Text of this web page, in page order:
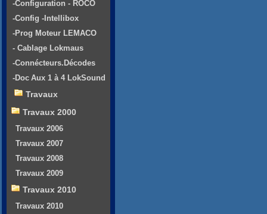
-Configuration - ROCO
-Config -Intellibox
-Prog Moteur LEMACO
- Cablage Lokmaus
-Connécteurs.Décodes
-Doc Aux 1 à 4 LokSound
Travaux
Travaux 2000
Travaux 2006
Travaux 2007
Travaux 2008
Travaux 2009
Travaux 2010
Travaux 2010